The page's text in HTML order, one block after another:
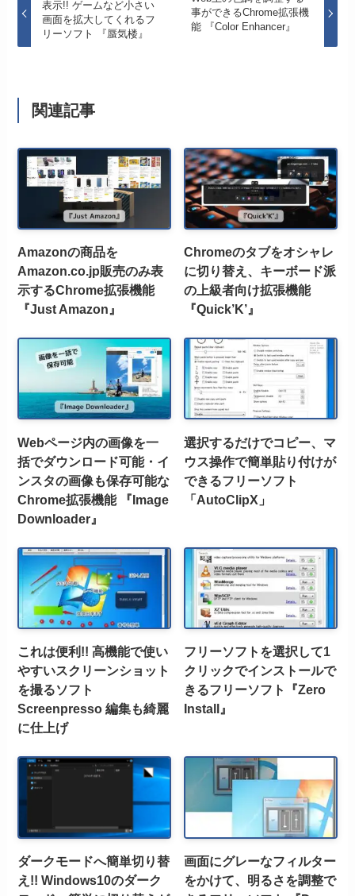
表示!! ゲームなど小さい
画面を拡大してくれるフ
リーソフト 『蜃気楼』
事ができるChrome拡張機
能 『Color Enhancer』
関連記事
Amazonの商品を
Amazon.co.jp販売のみ表
示するChrome拡張機能
『Just Amazon』
Chromeのタブをオシャレ
に切り替え、キーボード派
の上級者向け拡張機能
『Quick’K’』
Webページ内の画像を一
括でダウンロード可能・イ
ンスタの画像も保存可能な
Chrome拡張機能 『Image
Downloader』
選択するだけでコピー、マ
ウス操作で簡単貼り付けが
できるフリーソフト
「AutoClipX」
これは便利!! 高機能で使い
やすいスクリーンショット
を撮るソフト
Screenpresso 編集も綺麗
に仕上げ
フリーソフトを選択して1
クリックでインストールで
きるフリーソフト『Zero
Install』
ダークモードへ簡単切り替
え!! Windows10のダーク
画面にグレーなフィルター
をかけて、明るさを調整で